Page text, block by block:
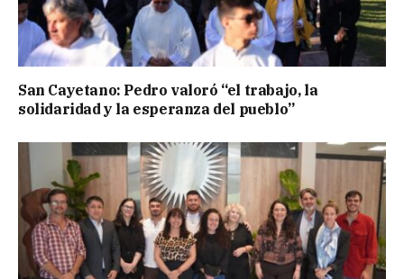
San Cayetano: Pedro valoró “el trabajo, la
solidaridad y la esperanza del pueblo”